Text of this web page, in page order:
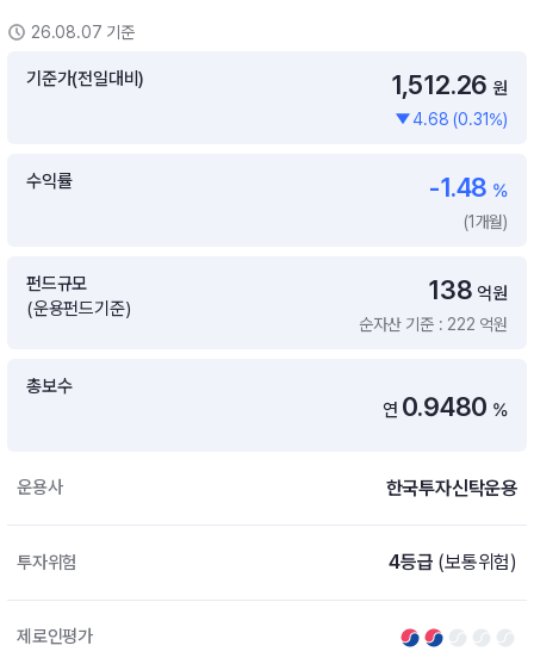
26.08.07 기준
기준가(전일대비) 1,512.26 원
4.68 (0.31%)
수익률 -1.48 %
(1개월)
펀드규모
(운용펀드기준)
138 억원
순자산 기준 : 222 억원
총보수
연 0.9480 %
운용사 한국투자신탁운용
투자위험 4등급 (보통위험)
제로인평가
ETF 랭킹
월배당 · 모으기 · 포트래빗 관리
월배당 포트
포트래빗 관리
미국 ETF 검색
ETF 비교
연금 ETF 검색
ETF트렌드 ETF 랭킹 · ETF 찾기 · 종목찾기
미국ETF테마
연금 펀드 검색
투자 라이브러리
ETF 처음투자
내맘대로 만들기
DIY 포트 관리
고객라운지
이벤트